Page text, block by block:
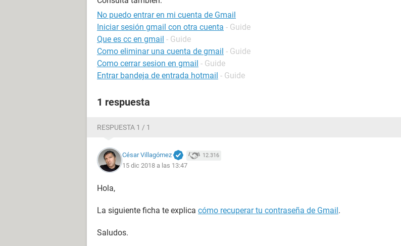
No puedo entrar en mi cuenta de Gmail
Iniciar sesión gmail con otra cuenta - Guide
Que es cc en gmail - Guide
Como eliminar una cuenta de gmail - Guide
Como cerrar sesion en gmail - Guide
Entrar bandeja de entrada hotmail - Guide
1 respuesta
RESPUESTA 1 / 1
César Villagómez 12.316
15 dic 2018 a las 13:47
Hola,
La siguiente ficha te explica cómo recuperar tu contraseña de Gmail.
Saludos.